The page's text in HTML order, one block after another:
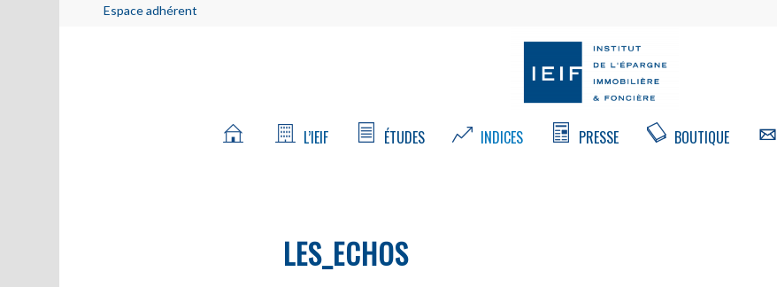
Espace adhérent
L’IEIF ÉTUDES INDICES PRESSE BOUTIQUE
LES_ECHOS